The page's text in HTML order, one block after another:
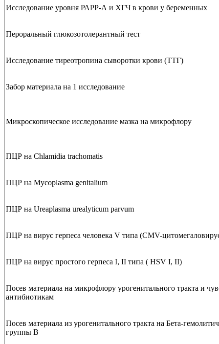
Исследование уровня РАРР-А и ХГЧ в крови у беременных
Пероральный глюкозотолерантный тест
Исследование тиреотропина сыворотки крови (ТТГ)
Забор материала на 1 исследование
Микроскопическое исследование мазка на микрофлору
ПЦР на Chlamidia trachomatis
ПЦР на Mycoplasma genitalium
ПЦР на Ureaplasma urealyticum parvum
ПЦР на вирус герпеса человека V типа (CMV-
ПЦР на вирус простого герпеса I, II типа ( HSV I, II)
Посев материала на микрофлору урогенитального тракта и
антибиотикам
Посев материала из урогенитального тракта на Бета-
группы В